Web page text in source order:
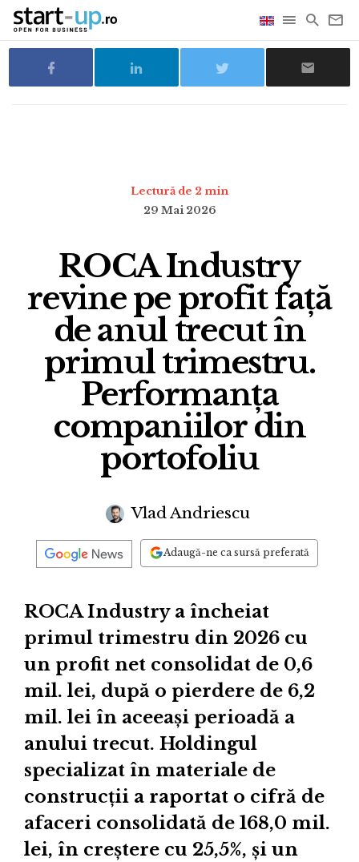
Lectură de 2 min
29 Mai 2026
ROCA Industry
revine pe profit față
de anul trecut în
primul trimestru.
Performanța
companiilor din
portofoliu
Vlad Andriescu
Adaugă-ne ca sursă preferată
ROCA Industry a încheiat
primul trimestru din 2026 cu
un profit net consolidat de 0,6
mil. lei, după o pierdere de 6,2
mil. lei în aceeași perioadă a
anului trecut. Holdingul
specializat în materiale de
construcții a raportat o cifră de
afaceri consolidată de 168,0 mil.
lei, în creștere cu 25,5%, și un